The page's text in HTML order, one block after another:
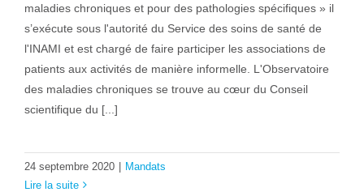
maladies chroniques et pour des pathologies spécifiques » il
s’exécute sous l'autorité du Service des soins de santé de
l'INAMI et est chargé de faire participer les associations de
patients aux activités de manière informelle. L'Observatoire
des maladies chroniques se trouve au cœur du Conseil
scientifique du [...]
24 septembre 2020
Mandats
Lire la suite